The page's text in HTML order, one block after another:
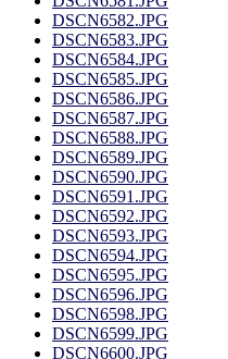
DSCN6582.JPG
DSCN6583.JPG
DSCN6584.JPG
DSCN6585.JPG
DSCN6586.JPG
DSCN6587.JPG
DSCN6588.JPG
DSCN6589.JPG
DSCN6590.JPG
DSCN6591.JPG
DSCN6592.JPG
DSCN6593.JPG
DSCN6594.JPG
DSCN6595.JPG
DSCN6596.JPG
DSCN6598.JPG
DSCN6599.JPG
DSCN6600.JPG